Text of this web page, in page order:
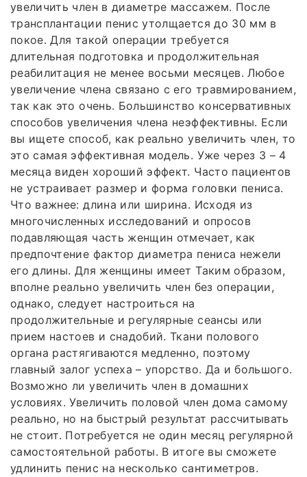
увеличить член в диаметре массажем. После
трансплантации пенис утолщается до 30 мм в
покое. Для такой операции требуется
длительная подготовка и продолжительная
реабилитация не менее восьми месяцев. Любое
увеличение члена связано с его травмированием,
так как это очень. Большинство консервативных
способов увеличения члена неэффективны. Если
вы ищете способ, как реально увеличить член, то
это самая эффективная модель. Уже через 3 – 4
месяца виден хороший эффект. Часто пациентов
не устраивает размер и форма головки пениса.
Что важнее: длина или ширина. Исходя из
многочисленных исследований и опросов
подавляющая часть женщин отмечает, как
предпочтение фактор диаметра пениса нежели
его длины. Для женщины имеет Таким образом,
вполне реально увеличить член без операции,
однако, следует настроиться на
продолжительные и регулярные сеансы или
прием настоев и снадобий. Ткани полового
органа растягиваются медленно, поэтому
главный залог успеха – упорство. Да и большого.
Возможно ли увеличить член в домашних
условиях. Увеличить половой член дома самому
реально, но на быстрый результат рассчитывать
не стоит. Потребуется не один месяц регулярной
самостоятельной работы. В итоге вы сможете
удлинить пенис на несколько сантиметров.